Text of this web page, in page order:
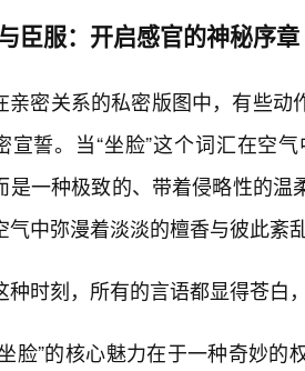
臣服：开启感官的神秘序章
亲密关系的私密版图中，有些动
宣誓。当“坐脸”这个词汇在空
是一种极致的、带着侵略性的
气中弥漫着淡淡的檀香与彼此紊
种时刻，所有的言语都显得苍白
脸”的核心魅力在于一种奇妙